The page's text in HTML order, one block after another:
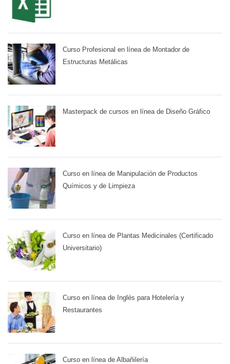
Curso Profesional en línea de Montador de
Estructuras Metálicas
Masterpack de cursos en línea de Diseño Gráfico
Curso en línea de Manipulación de Productos
Químicos y de Limpieza
Curso en línea de Plantas Medicinales (Certificado
Universitario)
Curso en línea de Inglés para Hotelería y
Restaurantes
Curso en línea de Albañilería